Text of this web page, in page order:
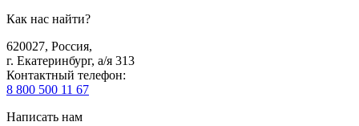
Как нас найти?
620027, Россия,
г. Екатеринбург, а/я 313
Контактный телефон:
8 800 500 11 67
Написать нам